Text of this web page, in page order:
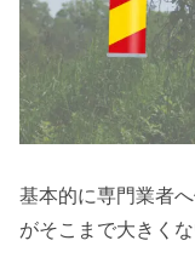
基本的に専門業者
がそこまで大きく